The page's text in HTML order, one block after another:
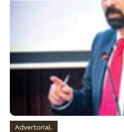
Advertorial.